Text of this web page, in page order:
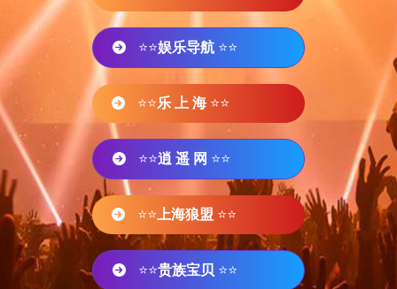
⭐⭐娱乐导航 ⭐⭐
⭐⭐乐 上 海 ⭐⭐
⭐⭐逍 遥 网 ⭐⭐
⭐⭐ 上海狼盟 ⭐⭐
⭐⭐贵族宝贝 ⭐⭐